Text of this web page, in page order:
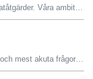
HP har en lång historik när det gäller klimatåtgärder. Våra ambitiösa mål är utformade för att bekämpa klimatförändringar genom att fokusera på utsläpp av ...
Klimatförändringen är en av de viktigaste och mest akuta frågorna som företagen och samhället står inför idag. Vetenskapen ger klara besked: effekterna är ...